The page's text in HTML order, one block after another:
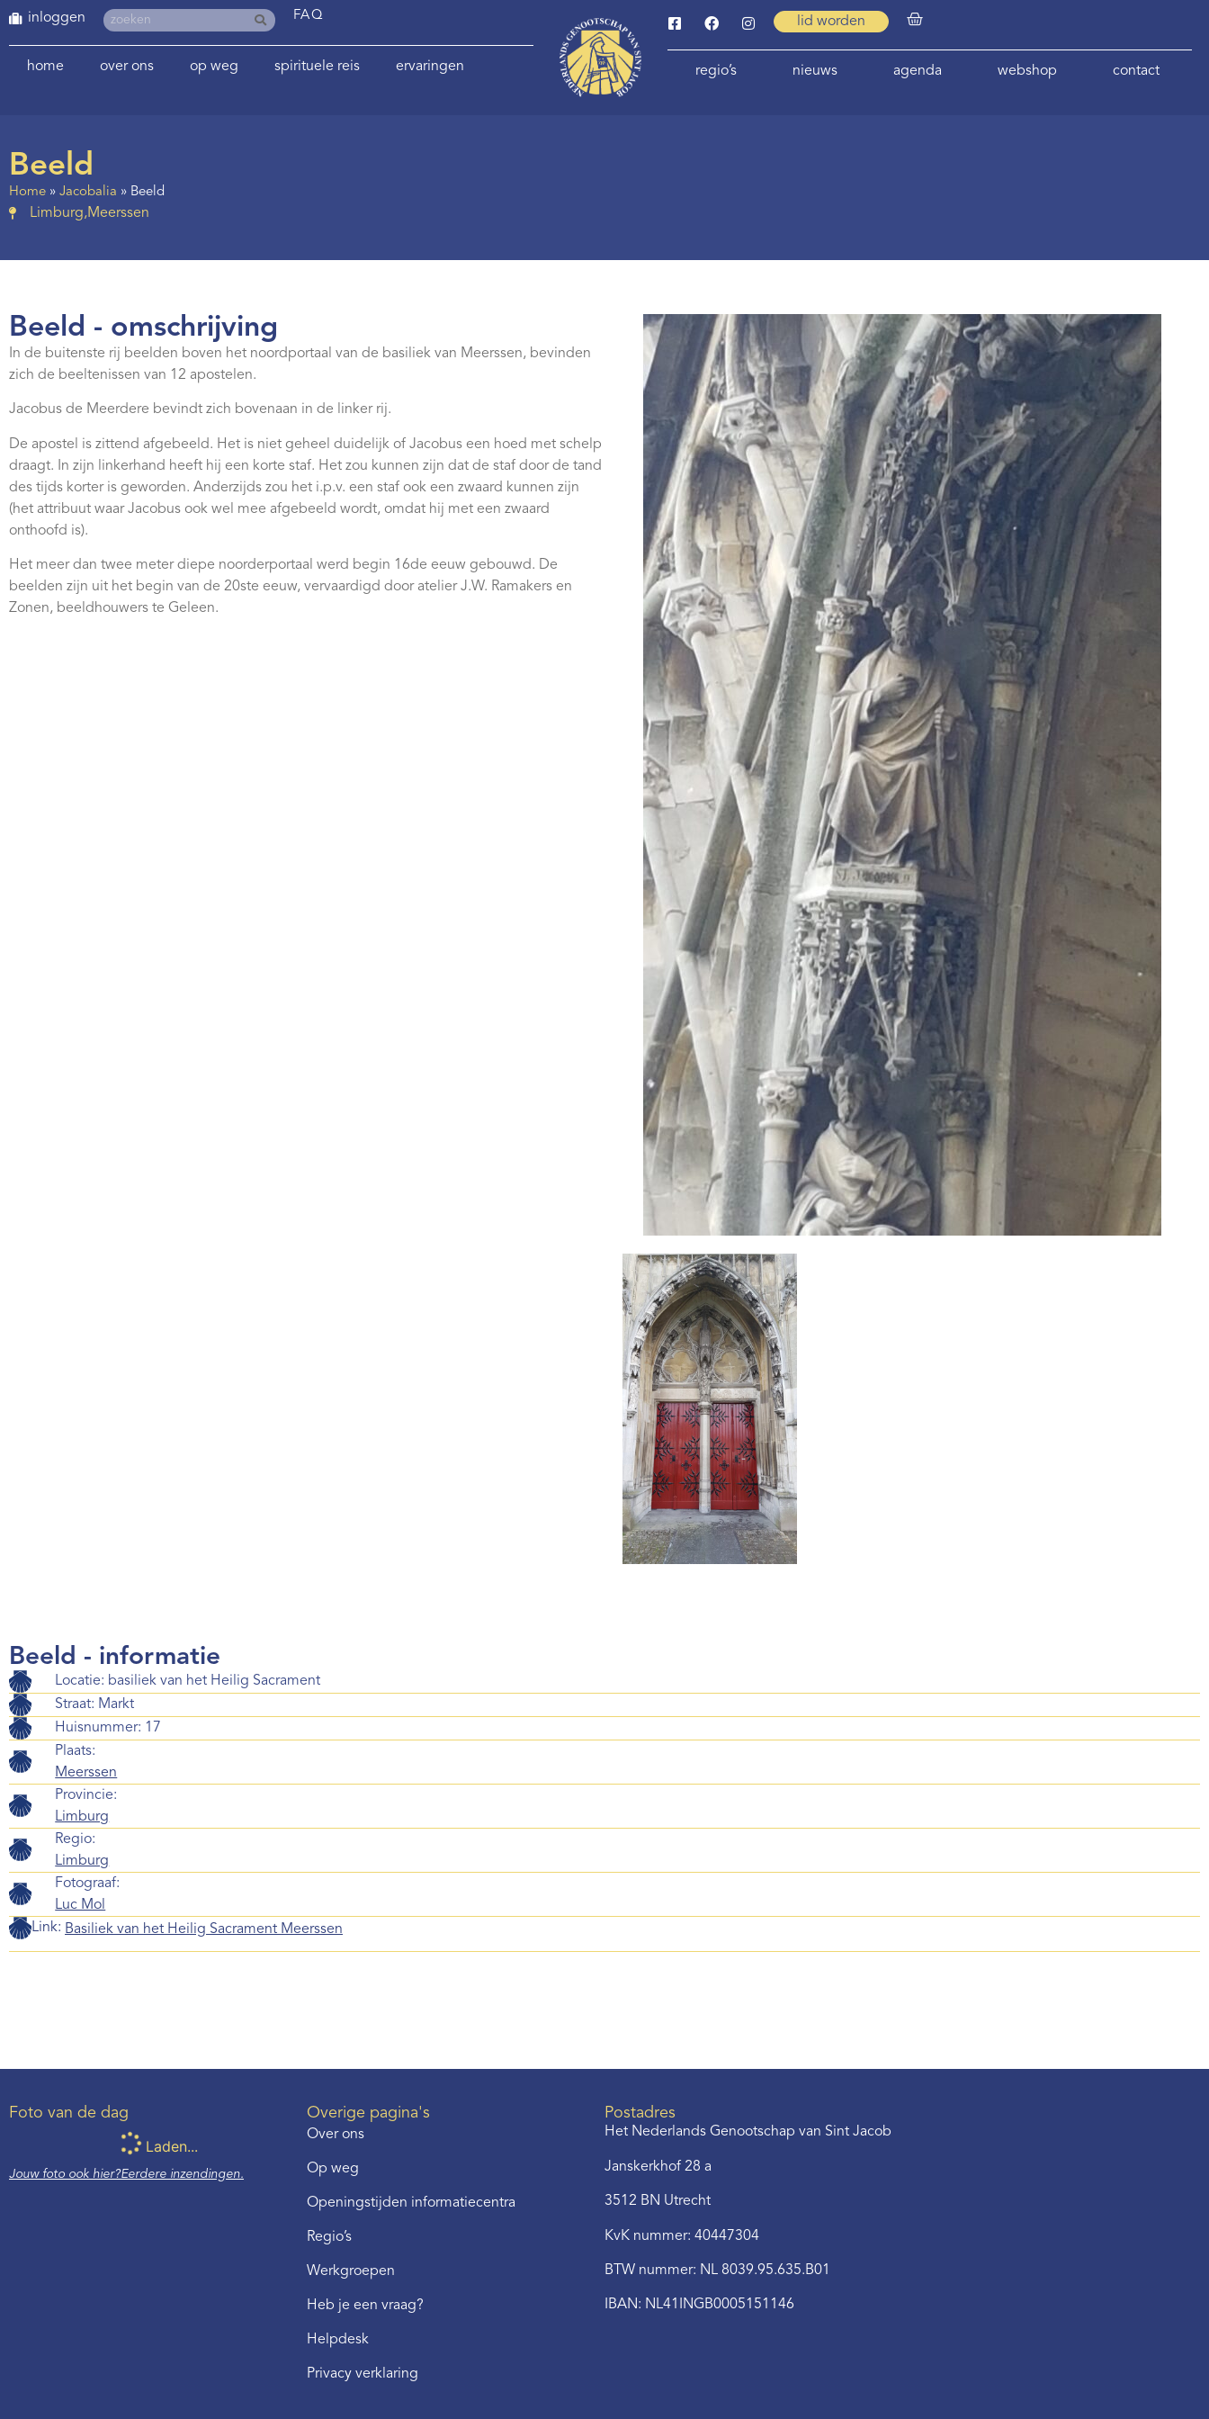
inloggen FAQ
home over ons op weg spirituele reis ervaringen
lid worden
regio’s nieuws agenda webshop contact
Beeld
Home » Jacobalia » Beeld
Limburg,Meerssen
Beeld - omschrijving
In de buitenste rij beelden boven het noordportaal van de basiliek van Meerssen, bevinden
zich de beeltenissen van 12 apostelen.
Jacobus de Meerdere bevindt zich bovenaan in de linker rij.
De apostel is zittend afgebeeld. Het is niet geheel duidelijk of Jacobus een hoed met schelp
draagt. In zijn linkerhand heeft hij een korte staf. Het zou kunnen zijn dat de staf door de tand
des tijds korter is geworden. Anderzijds zou het i.p.v. een staf ook een zwaard kunnen zijn
(het attribuut waar Jacobus ook wel mee afgebeeld wordt, omdat hij met een zwaard
onthoofd is).
Het meer dan twee meter diepe noorderportaal werd begin 16de eeuw gebouwd. De
beelden zijn uit het begin van de 20ste eeuw, vervaardigd door atelier J.W. Ramakers en
Zonen, beeldhouwers te Geleen.
Beeld - informatie
Locatie: basiliek van het Heilig Sacrament
Straat: Markt
Huisnummer: 17
Plaats:
Meerssen
Provincie:
Limburg
Regio:
Limburg
Fotograaf:
Luc Mol
Link: Basiliek van het Heilig Sacrament Meerssen
Foto van de dag
Laden...
Jouw foto ook hier?Eerdere inzendingen.
Overige pagina's
Over ons
Op weg
Openingstijden informatiecentra
Regio’s
Werkgroepen
Heb je een vraag?
Helpdesk
Privacy verklaring
Postadres
Het Nederlands Genootschap van Sint Jacob
Janskerkhof 28 a
3512 BN Utrecht
KvK nummer: 40447304
BTW nummer: NL 8039.95.635.B01
IBAN: NL41INGB0005151146